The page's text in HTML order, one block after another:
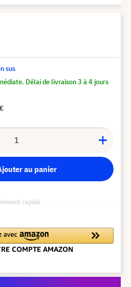
sus
Délai de livraison 3 à 4 jours
au panier
rapide